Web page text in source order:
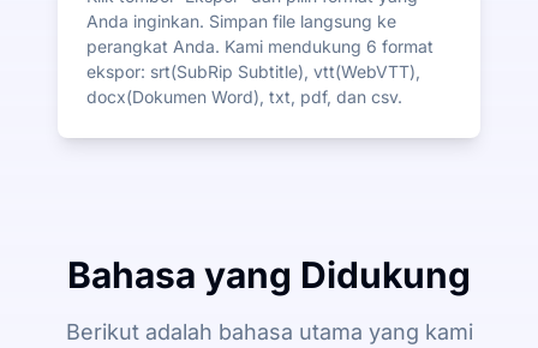
Anda inginkan. Simpan file langsung ke
perangkat Anda. Kami mendukung 6 format
ekspor: srt(SubRip Subtitle), vtt(WebVTT),
docx(Dokumen Word), txt, pdf, dan csv.
Bahasa yang Didukung
Berikut adalah bahasa utama yang kami